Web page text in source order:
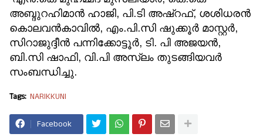
അബ്ദുറഹിമാൻ ഹാജി, പി.ടി അഷ്‌റഫ്‌, ശശിധരൻ
കൊലവൻകാവിൽ, എം.പി.സി ഷുക്കൂർ മാസ്റ്റർ,
സിറാജുദ്ദീൻ പന്നിക്കോട്ടൂർ, ടി. പി അജയൻ,
ബി.സി ഷാഫി, വി.പി അസ്‌ലം തുടങ്ങിയവർ
സംബന്ധിച്ചു.
Tags: NARIKKUNI
Facebook